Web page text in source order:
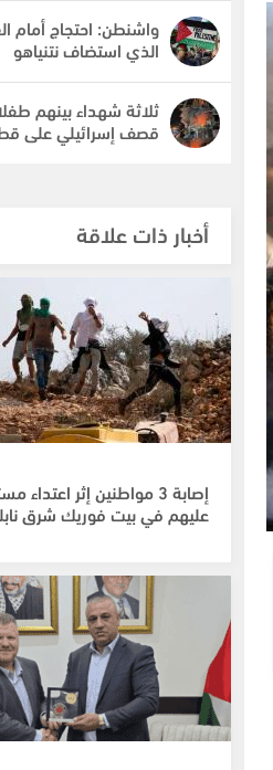
واشنطن: احتجاج أمام
الذي استضاف نتنياهو
ثلاثة شهداء بينهم
قصف إسرائيلي على
أخبار ذات علاقة
إصابة 3 مواطنين إثر
عليهم في بيت فوريك شرق